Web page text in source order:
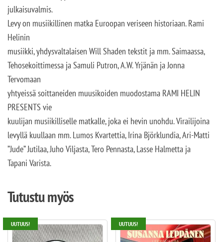
julkaisuvalmis.
Levy on musiikillinen matka Euroopan veriseen historiaan. Rami
Helinin
musiikki, yhdysvaltalaisen Will Shaden tekstit ja mm. Saimaassa,
Tehosekoittimessa ja Samuli Putron, A.W. Yrjänän ja Jonna
Tervomaan
yhtyeissä soittaneiden muusikoiden muodostama RAMI HELIN
PRESENTS vie
kuulijan musiikilliselle matkalle, joka ei hevin unohdu. Virailijoina
levyllä kuullaan mm. Lumos Kvartettia, Irina Björklundia, Ari-Matti
”Jude” Jutilaa, Juho Viljasta, Tero Pennasta, Lasse Halmetta ja
Tapani Varista.
Tutustu myös
UUTUUS! UUTUUS!